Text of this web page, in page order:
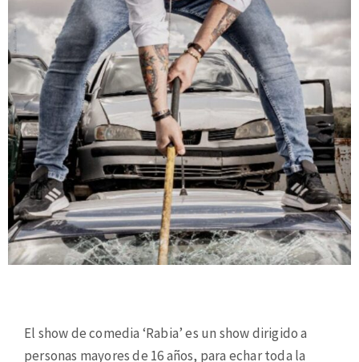
El show de comedia ‘Rabia’ es un show dirigido a
personas mayores de 16 años, para echar toda la